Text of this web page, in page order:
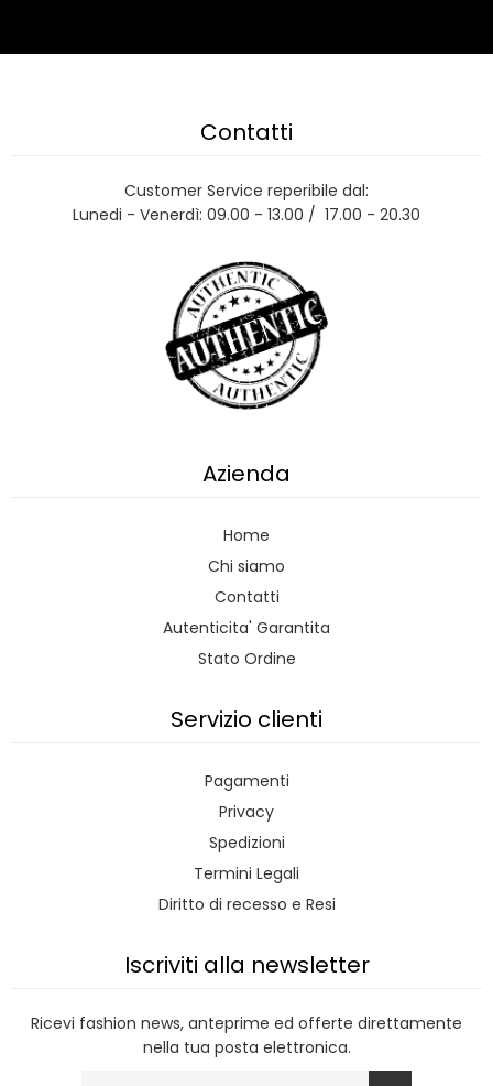
Contatti
Customer Service reperibile dal:
Lunedi - Venerdì: 09.00 - 13.00 / 17.00 - 20.30
Azienda
Home
Chi siamo
Contatti
Autenticita' Garantita
Stato Ordine
Servizio clienti
Pagamenti
Privacy
Spedizioni
Termini Legali
Diritto di recesso e Resi
Iscriviti alla newsletter
Ricevi fashion news, anteprime ed offerte direttamente
nella tua posta elettronica.